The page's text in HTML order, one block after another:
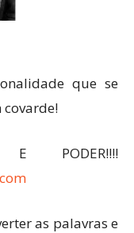
que se
covarde!
PODER!!!!
as palavras e